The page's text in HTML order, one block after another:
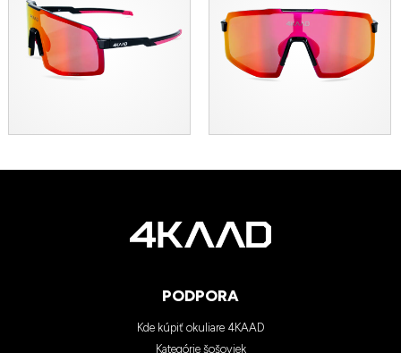
PODPORA
Kde kúpiť okuliare 4KAAD
Kategórie šošoviek